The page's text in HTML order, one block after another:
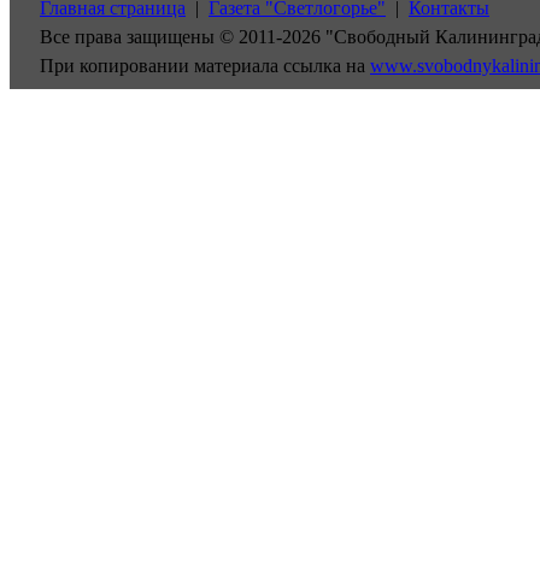
Главная страница | Газета "Светлогорье" | Контакты
Все права защищены © 2011-2026 "Свободный
При копировании материала ссылка на